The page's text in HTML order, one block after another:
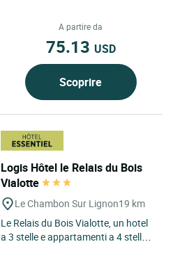
Yssingeaux, un...A partire da
75.13 USD
Scoprire
Logis Hôtel le Relais du Bois
Vialotte
Le Chambon Sur Lignon19 km
Le Relais du Bois Vialotte, un hotel
a 3 stelle e appartamenti a 4 stelle a